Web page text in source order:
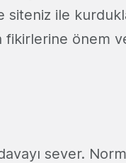
siteniz ile
fikirlerine önem
sever.